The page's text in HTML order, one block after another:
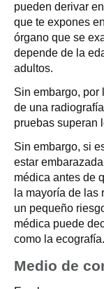
pueden derivar
que te expones
órgano que se
depende de la
adultos.
Sin embargo, por
de una
pruebas superan
Sin embargo, si
estar
médica antes de
la mayoría de
un pequeño
médica puede
como la ecografía.
Medio de